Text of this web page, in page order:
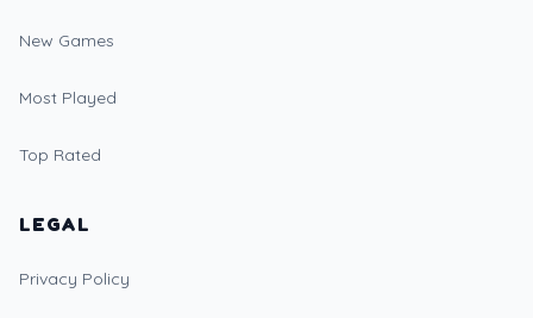
New Games
Most Played
Top Rated
LEGAL
Privacy Policy